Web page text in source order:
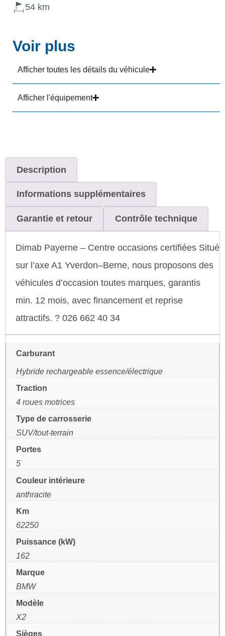
54
Voir plus
Afficher toutes les détails du véhicule
Afficher l'équipement
Description
Informations supplémentaires
Garantie et retour Contrôle technique
Dimab Payerne – Centre occasions certifiées Situé
sur l’axe A1 Yverdon–Berne, nous proposons des
véhicules d’occasion toutes marques, garantis
min. 12 mois, avec financement et reprise
attractifs. ? 026 662 40 34
Carburant
Hybride rechargeable essence/électrique
Traction
4 roues motrices
Type de carrosserie
SUV/tout-terrain
Portes
5
Couleur intérieure
anthracite
Km
62250
Puissance (kW)
162
Marque
BMW
Modèle
X2
Sièges